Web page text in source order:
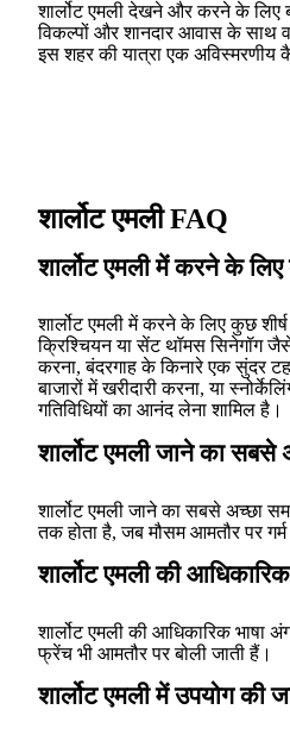
शार्लोट एमली देखने और करने के लिए
विकल्पों और शानदार आवास के साथ
इस शहर की यात्रा एक अविस्मरणीय
शार्लोट एमली FAQ
शार्लोट एमली में करने के
शार्लोट एमली में करने के लिए कुछ
क्रिश्चियन या सेंट थॉमस सिनेगॉग
करना, बंदरगाह के किनारे एक सुंदर
बाजारों में खरीदारी करना, या
गतिविधियों का आनंद लेना शामिल है।
शार्लोट एमली जाने का
शार्लोट एमली जाने का सबसे अच्छा
तक होता है, जब मौसम आमतौर पर
शार्लोट एमली की आधिकारिक
शार्लोट एमली की आधिकारिक भाषा
फ्रेंच भी आमतौर पर बोली जाती हैं।
शार्लोट एमली में उपयोग की